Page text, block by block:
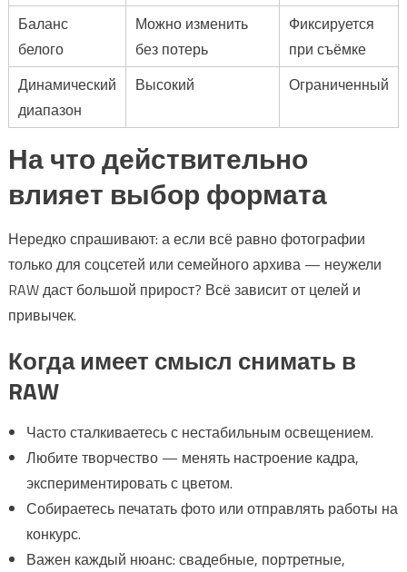
Баланс
белого
Можно изменить
без потерь
Фиксируется
при съёмке
Динамический
диапазон
Высокий Ограниченный
На что действительно
влияет выбор формата
Нередко спрашивают: а если всё равно фотографии
только для соцсетей или семейного архива — неужели
RAW даст большой прирост? Всё зависит от целей и
привычек.
Когда имеет смысл снимать в
RAW
Часто сталкиваетесь с нестабильным освещением.
Любите творчество — менять настроение кадра,
экспериментировать с цветом.
Собираетесь печатать фото или отправлять работы на
конкурс.
Важен каждый нюанс: свадебные, портретные,